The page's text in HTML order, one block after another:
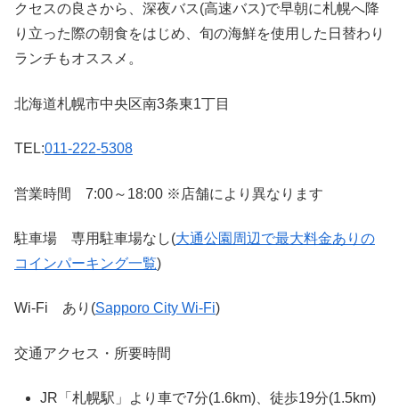
クセスの良さから、深夜バス(高速バス)で早朝に札幌へ降
り立った際の朝食をはじめ、旬の海鮮を使用した日替わり
ランチもオススメ。
北海道札幌市中央区南3条東1丁目
TEL:011-222-5308
営業時間 7:00～18:00 ※店舗により異なります
駐車場 専用駐車場なし(大通公園周辺で最大料金ありの
コインパーキング一覧)
Wi-Fi あり(Sapporo City Wi-Fi)
交通アクセス・所要時間
JR「札幌駅」より車で7分(1.6km)、徒歩19分(1.5km)